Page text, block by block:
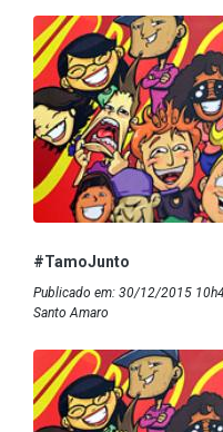
#TamoJunto
Publicado em: 30/12/2015
Santo Amaro